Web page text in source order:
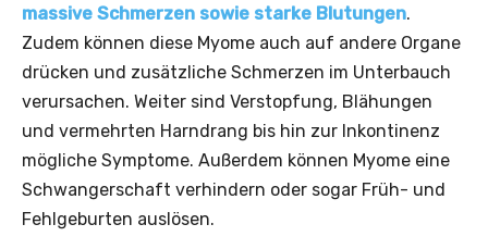
massive Schmerzen sowie starke Blutungen.
Zudem können diese Myome auch auf andere Organe
drücken und zusätzliche Schmerzen im Unterbauch
verursachen. Weiter sind Verstopfung, Blähungen
und vermehrten Harndrang bis hin zur Inkontinenz
mögliche Symptome. Außerdem können Myome eine
Schwangerschaft verhindern oder sogar Früh- und
Fehlgeburten auslösen.